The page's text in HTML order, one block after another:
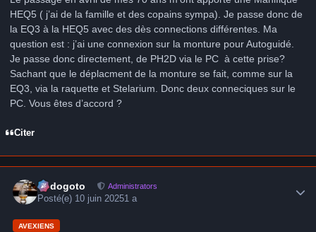
HEQ5 ( j’ai de la famille et des copains sympa). Je passe donc de
la EQ3 à la HEQ5 avec des dès connections différentes. Ma
question est : j’ai une connexion sur la monture pour Autoguidé.
Je passe donc directement, de PH2D via le PC à cette prise?
Sachant que le déplacment de la monture se fait, comme sur la
EQ3, via la raquette et Stelarium. Donc deux conneciques sur le
PC. Vous êtes d’accord ?
Citer
frédogoto Administrators
Posté(e) 10 juin 20251 a
AVEXIENS